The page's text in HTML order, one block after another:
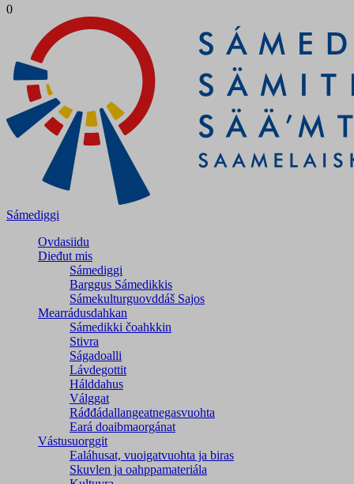
0
Sámediggi
Ovdasiidu
Dieđut mis
Sámediggi
Barggus Sámedikkis
Sámekulturguovddáš Sajos
Mearrádusdahkan
Sámedikki čoahkkin
Stivra
Ságadoalli
Lávdegottit
Hálddahus
Válggat
Ráđđádallangeatnegas­vuohta
Eará doaibmaorgánat
Vástusuorggit
Ealáhusat, vuoigatvuohta ja biras
Skuvlen ja oahppamateriála